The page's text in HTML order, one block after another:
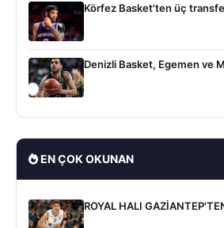
Körfez Basket'ten üç
Denizli Basket, Egemen ve
EN ÇOK OKUNAN
ROYAL HALI